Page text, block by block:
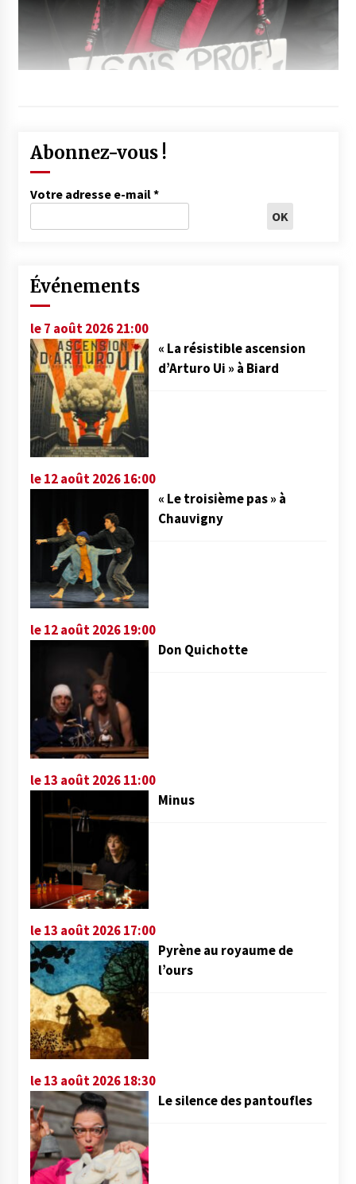
Abonnez-vous !
Votre adresse e-mail*
Événements
le 7 août 2026 21:00
« La résistible ascension
d’Arturo Ui » à Biard
le 12 août 2026 16:00
« Le troisième pas » à
Chauvigny
le 12 août 2026 19:00
Don Quichotte
le 13 août 2026 11:00
Minus
le 13 août 2026 17:00
Pyrène au royaume de
l’ours
le 13 août 2026 18:30
Le silence des pantoufles